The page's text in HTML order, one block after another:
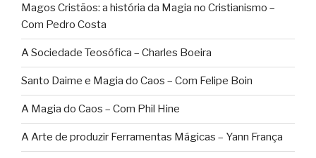
Magos Cristãos: a história da Magia no Cristianismo –
Com Pedro Costa
A Sociedade Teosófica – Charles Boeira
Santo Daime e Magia do Caos – Com Felipe Boin
A Magia do Caos – Com Phil Hine
A Arte de produzir Ferramentas Mágicas – Yann França